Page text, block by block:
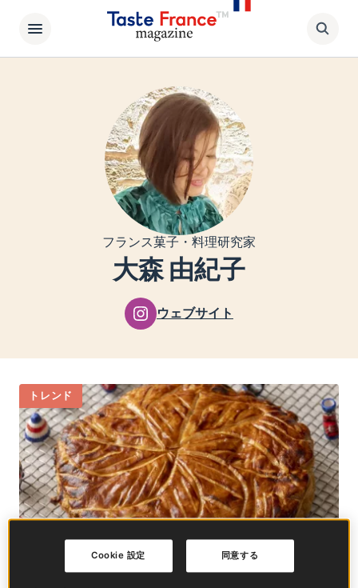
フランス菓子・料理研究家
大森 由紀子
ウェブサイト
トレンド
同意する
Cookie 設定